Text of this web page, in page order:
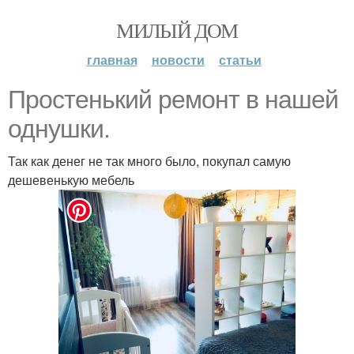
МИЛЫЙ ДОМ
главная новости статьи
Простенький ремонт в нашей
однушки.
Так как денег не так много было, покупал самую
дешевенькую мебель